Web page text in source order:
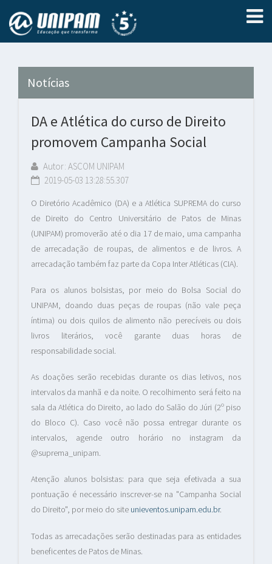
Notícias
DA e Atlética do curso de Direito
promovem Campanha Social
Autor: ASCOM UNIPAM
2019-05-03 13:28:55.307
O Diretório Acadêmico (DA) e a Atlética SUPREMA do curso
de Direito do Centro Universitário de Patos de Minas
(UNIPAM) promoverão até o dia 17 de maio, uma campanha
de arrecadação de roupas, de alimentos e de livros. A
arrecadação também faz parte da Copa Inter Atléticas (CIA).
Para os alunos bolsistas, por meio do Bolsa Social do
UNIPAM, doando duas peças de roupas (não vale peça
íntima) ou dois quilos de alimento não perecíveis ou dois
livros literários, você garante duas horas de
responsabilidade social.
As doações serão recebidas durante os dias letivos, nos
intervalos da manhã e da noite. O recolhimento será feito na
sala da Atlética do Direito, ao lado do Salão do Júri (2º piso
do Bloco C). Caso você não possa entregar durante os
intervalos, agende outro horário no instagram da
@suprema_unipam.
Atenção alunos bolsistas: para que seja efetivada a sua
pontuação é necessário inscrever-se na "Campanha Social
do Direito", por meio do site unieventos.unipam.edu.br.
Todas as arrecadações serão destinadas para as entidades
beneficentes de Patos de Minas.